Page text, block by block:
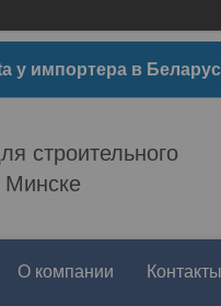
у импортера в
строительного
Минске
О компании Контакты